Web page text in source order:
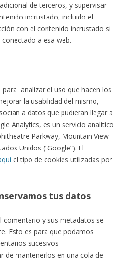
de terceros, y supervisar
incrustado, incluido el
con el contenido incrustado si
a esa web.
analizar el uso que hacen los
la usabilidad del mismo,
a datos que pudieran llegar a
Analytics, es un servicio analítico
Parkway, Mountain View
Unidos (“Google”). El
el tipo de cookies utilizadas por
tus datos
comentario y sus metadatos se
Esto es para que podamos
sucesivos
de mantenerlos en una cola de